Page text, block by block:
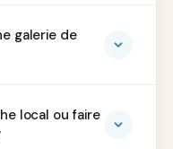
galerie de
local ou faire